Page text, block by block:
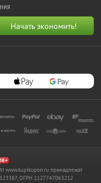
www.kupikupon.ru принадлежат
ОГРН 1127747063212